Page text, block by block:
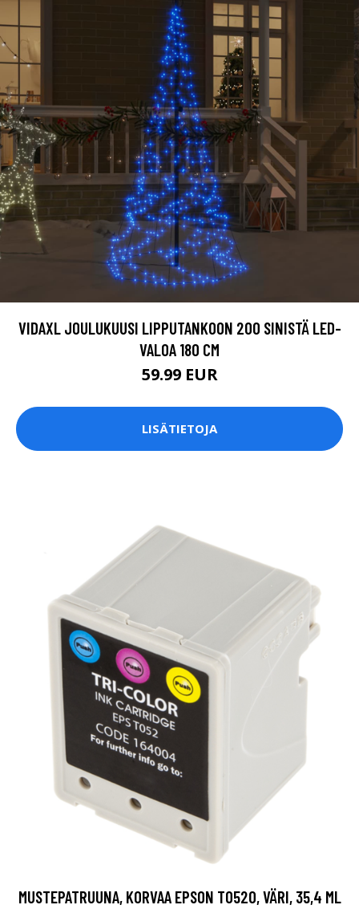
VIDAXL JOULUKUUSI LIPPUTANKOON 200 SINISTÄ LED-
VALOA 180 CM
59.99 EUR
LISÄTIETOJA
MUSTEPATRUUNA, KORVAA EPSON T0520, VÄRI, 35,4 ML